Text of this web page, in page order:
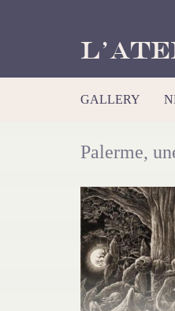
GALLERY
Palerme,